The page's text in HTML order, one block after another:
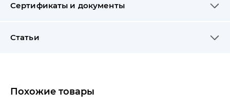
Сертификаты и документы
Статьи
Похожие товары